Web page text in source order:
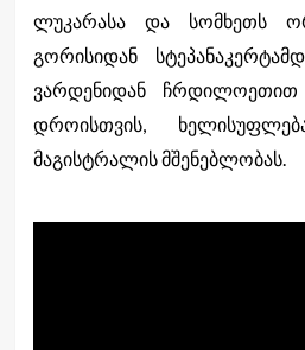
ლუკარასა და სომხეთს
გორისიდან
ვარდენიდან ჩრდილოეთით
დროისთვის,
მაგისტრალის მშენებლობას.